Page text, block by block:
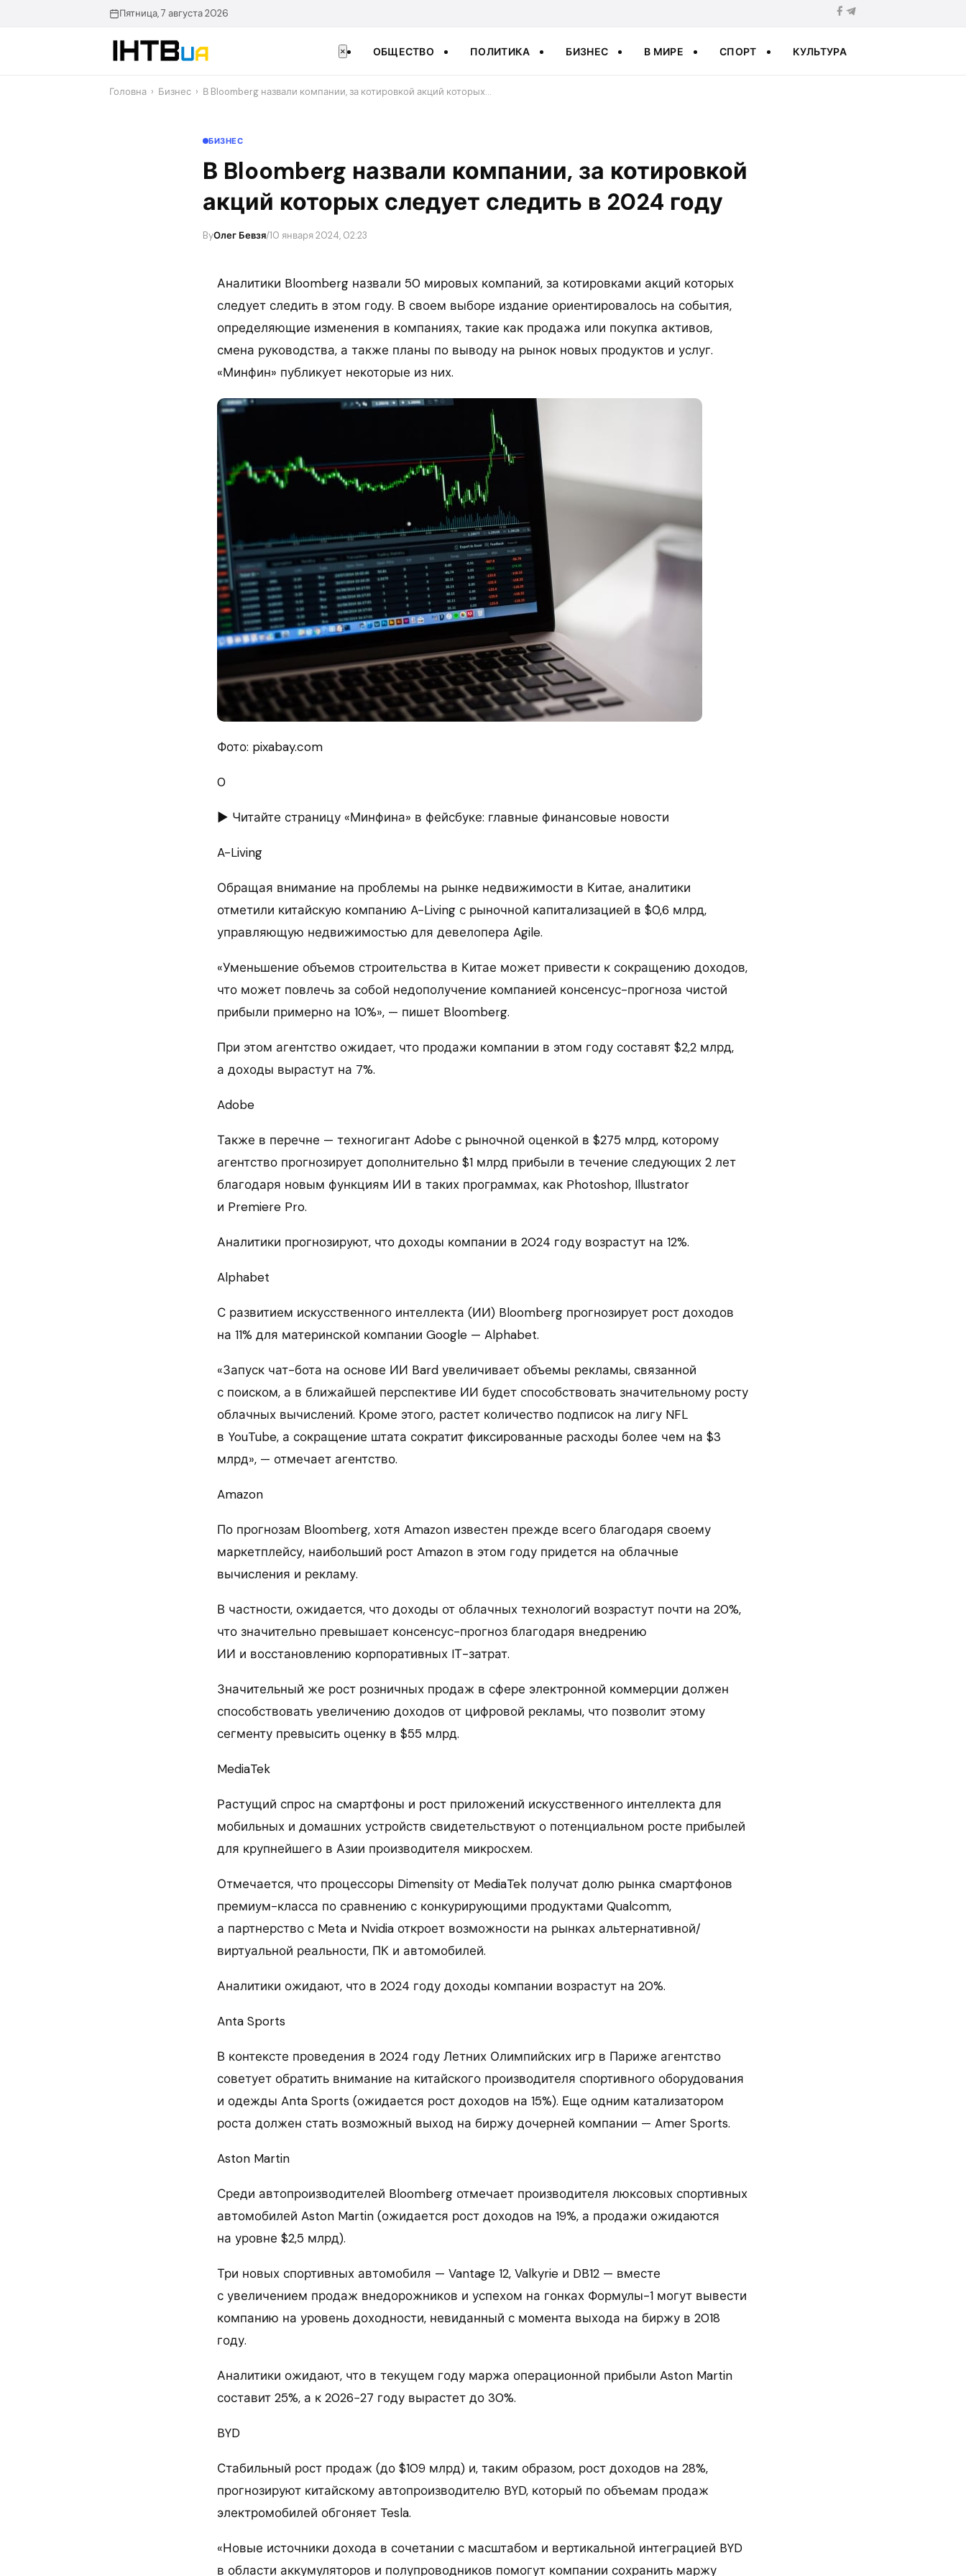
Пятница, 7 августа 2026
× ОБЩЕСТВО ПОЛИТИКА БИЗНЕС В МИРЕ СПОРТ КУЛЬТУРА
Головна › Бизнес › В Bloomberg назвали компании, за котировкой акций которых…
БИЗНЕС
В Bloomberg назвали компании, за котировкой
акций которых следует следить в 2024 году
ByОлег Бевзя/10 января 2024, 02:23
Аналитики Bloomberg назвали 50 мировых компаний, за котировками акций которых
следует следить в этом году. В своем выборе издание ориентировалось на события,
определяющие изменения в компаниях, такие как продажа или покупка активов,
смена руководства, а также планы по выводу на рынок новых продуктов и услуг.
«Минфин» публикует некоторые из них.
Фото: pixabay.com
0
► Читайте страницу «Минфина» в фейсбуке: главные финансовые новости
A-Living
Обращая внимание на проблемы на рынке недвижимости в Китае, аналитики
отметили китайскую компанию A-Living с рыночной капитализацией в $0,6 млрд,
управляющую недвижимостью для девелопера Agile.
«Уменьшение объемов строительства в Китае может привести к сокращению доходов,
что может повлечь за собой недополучение компанией консенсус-прогноза чистой
прибыли примерно на 10%», — пишет Bloomberg.
При этом агентство ожидает, что продажи компании в этом году составят $2,2 млрд,
а доходы вырастут на 7%.
Adobe
Также в перечне — техногигант Adobe с рыночной оценкой в $275 млрд, которому
агентство прогнозирует дополнительно $1 млрд прибыли в течение следующих 2 лет
благодаря новым функциям ИИ в таких программах, как Photoshop, Illustrator
и Premiere Pro.
Аналитики прогнозируют, что доходы компании в 2024 году возрастут на 12%.
Alphabet
С развитием искусственного интеллекта (ИИ) Bloomberg прогнозирует рост доходов
на 11% для материнской компании Google — Alphabet.
«Запуск чат-бота на основе ИИ Bard увеличивает объемы рекламы, связанной
с поиском, а в ближайшей перспективе ИИ будет способствовать значительному росту
облачных вычислений. Кроме этого, растет количество подписок на лигу NFL
в YouTube, а сокращение штата сократит фиксированные расходы более чем на $3
млрд», — отмечает агентство.
Amazon
По прогнозам Bloomberg, хотя Amazon известен прежде всего благодаря своему
маркетплейсу, наибольший рост Amazon в этом году придется на облачные
вычисления и рекламу.
В частности, ожидается, что доходы от облачных технологий возрастут почти на 20%,
что значительно превышает консенсус-прогноз благодаря внедрению
ИИ и восстановлению корпоративных IТ-затрат.
Значительный же рост розничных продаж в сфере электронной коммерции должен
способствовать увеличению доходов от цифровой рекламы, что позволит этому
сегменту превысить оценку в $55 млрд.
MediaTek
Растущий спрос на смартфоны и рост приложений искусственного интеллекта для
мобильных и домашних устройств свидетельствуют о потенциальном росте прибылей
для крупнейшего в Азии производителя микросхем.
Отмечается, что процессоры Dimensity от MediaTek получат долю рынка смартфонов
премиум-класса по сравнению с конкурирующими продуктами Qualcomm,
а партнерство с Meta и Nvidia откроет возможности на рынках альтернативной/
виртуальной реальности, ПК и автомобилей.
Аналитики ожидают, что в 2024 году доходы компании возрастут на 20%.
Anta Sports
В контексте проведения в 2024 году Летних Олимпийских игр в Париже агентство
советует обратить внимание на китайского производителя спортивного оборудования
и одежды Anta Sports (ожидается рост доходов на 15%). Еще одним катализатором
роста должен стать возможный выход на биржу дочерней компании — Amer Sports.
Aston Martin
Среди автопроизводителей Bloomberg отмечает производителя люксовых спортивных
автомобилей Aston Martin (ожидается рост доходов на 19%, а продажи ожидаются
на уровне $2,5 млрд).
Три новых спортивных автомобиля — Vantage 12, Valkyrie и DB12 — вместе
с увеличением продаж внедорожников и успехом на гонках Формулы-1 могут вывести
компанию на уровень доходности, невиданный с момента выхода на биржу в 2018
году.
Аналитики ожидают, что в текущем году маржа операционной прибыли Aston Martin
составит 25%, а к 2026−27 году вырастет до 30%.
BYD
Стабильный рост продаж (до $109 млрд) и, таким образом, рост доходов на 28%,
прогнозируют китайскому автопроизводителю BYD, который по объемам продаж
электромобилей обгоняет Tesla.
«Новые источники дохода в сочетании с масштабом и вертикальной интеграцией BYD
в области аккумуляторов и полупроводников помогут компании сохранить маржу